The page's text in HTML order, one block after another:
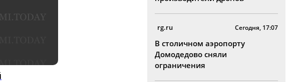
rg.ru Сегодня, 17:07
В столичном аэропорту
Домодедово сняли
ограничения